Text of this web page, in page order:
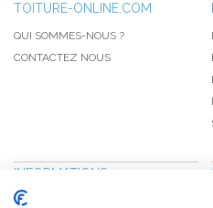
TOITURE-ONLINE.COM
QUI SOMMES-NOUS ?
CONTACTEZ NOUS
INFORMATIONS
NOUVEAUTÉS